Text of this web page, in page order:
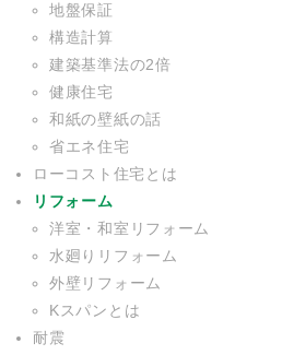
地盤保証
構造計算
建築基準法の2倍
健康住宅
和紙の壁紙の話
省エネ住宅
ローコスト住宅とは
リフォーム
洋室・和室リフォーム
水廻りリフォーム
外壁リフォーム
Kスパンとは
耐震